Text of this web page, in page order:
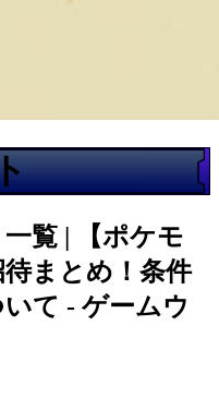
覧 | 【ポケモ
まとめ！条件
て - ゲームウ